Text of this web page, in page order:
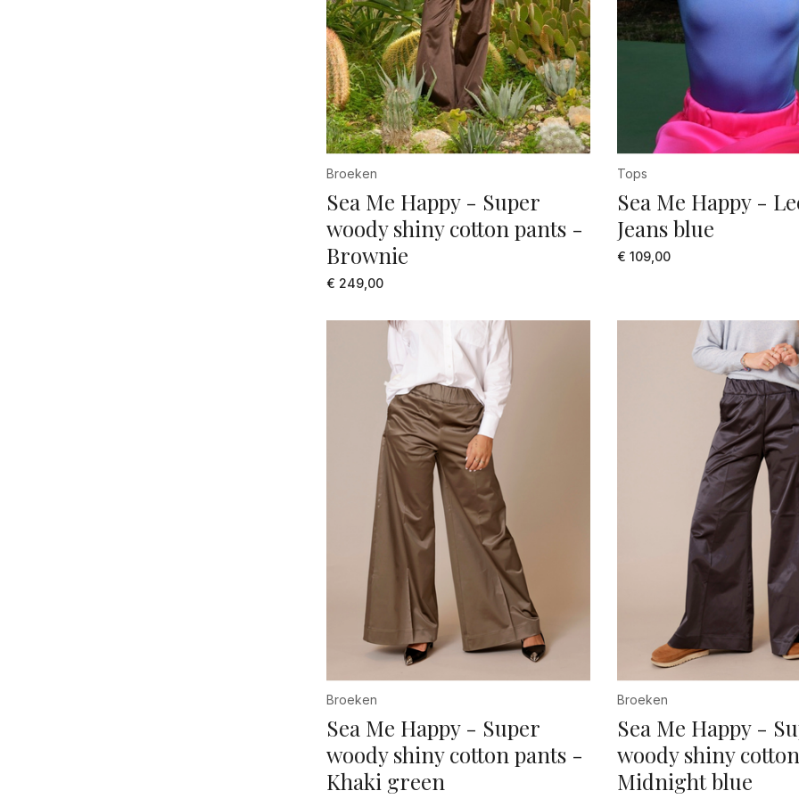
zilver grijs
zwart
zwart dessin
Broeken
Sea Me Happy - Super
woody shiny cotton pants -
Brownie
€ 249,00
Tops
Sea Me Happy -
Jeans blue
€ 109,00
Broeken
Sea Me Happy - Super
woody shiny cotton pants -
Khaki green
Broeken
Sea Me Happy -
woody shiny
Midnight blue